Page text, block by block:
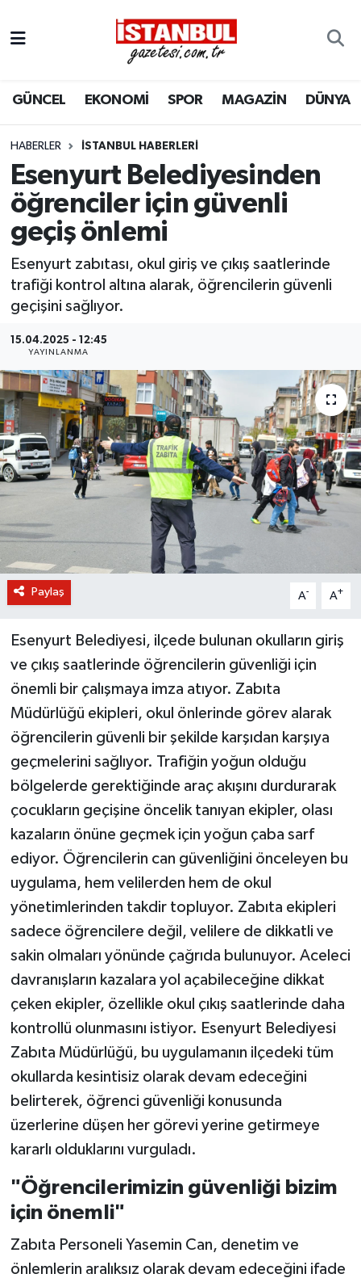
GÜNCEL EKONOMİ SPOR MAGAZİN DÜNYA
HABERLER İSTANBUL HABERLERI
Esenyurt Belediyesinden
öğrenciler için güvenli
geçiş önlemi
Esenyurt zabıtası, okul giriş ve çıkış saatlerinde
trafiği kontrol altına alarak, öğrencilerin güvenli
geçişini sağlıyor.
15.04.2025 - 12:45
YAYINLANMA
Paylaş A- A+
Esenyurt Belediyesi, ilçede bulunan okulların giriş
ve çıkış saatlerinde öğrencilerin güvenliği için
önemli bir çalışmaya imza atıyor. Zabıta
Müdürlüğü ekipleri, okul önlerinde görev alarak
öğrencilerin güvenli bir şekilde karşıdan karşıya
geçmelerini sağlıyor. Trafiğin yoğun olduğu
bölgelerde gerektiğinde araç akışını durdurarak
çocukların geçişine öncelik tanıyan ekipler, olası
kazaların önüne geçmek için yoğun çaba sarf
ediyor. Öğrencilerin can güvenliğini önceleyen bu
uygulama, hem velilerden hem de okul
yönetimlerinden takdir topluyor. Zabıta ekipleri
sadece öğrencilere değil, velilere de dikkatli ve
sakin olmaları yönünde çağrıda bulunuyor. Aceleci
davranışların kazalara yol açabileceğine dikkat
çeken ekipler, özellikle okul çıkış saatlerinde daha
kontrollü olunmasını istiyor. Esenyurt Belediyesi
Zabıta Müdürlüğü, bu uygulamanın ilçedeki tüm
okullarda kesintisiz olarak devam edeceğini
belirterek, öğrenci güvenliği konusunda
üzerlerine düşen her görevi yerine getirmeye
kararlı olduklarını vurguladı.
"Öğrencilerimizin güvenliği bizim
için önemli"
Zabıta Personeli Yasemin Can, denetim ve
önlemlerin aralıksız olarak devam edeceğini ifade
EKONOMİ
İSTANBUL
DÜNYA
SPOR
MAGAZİN
KÜLTÜR SANAT
SAĞLIK
BİLİM VE TEKNOLOJİ
OTOMOBİL
KURUMSAL
Nöbetçi Eczaneler
Hava Durumu
Trafik Durumu
Süper Lig Puan Durumu ve Fikstür
Tüm Manşetler
Son Dakika Haberleri
Haber Arşivi